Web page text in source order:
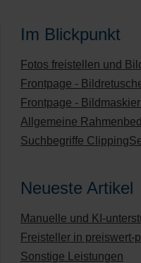
Im Blickpunkt
Fotos freistellen und
Frontpage -
Frontpage -
Allgemeine
Suchbegriffe
Neueste Artikel
Manuelle und KI-
Freisteller in preiswert-
Sonstige Leistungen